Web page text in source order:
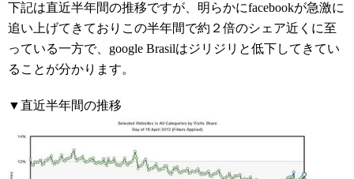
下記は直近半年間の推移ですが、明らかにfacebookが急激に
追い上げてきておりこの半年間で約２倍のシェア近くに至
っている一方で、google Brasilはジリジリと低下してきてい
ることが分かります。
▼直近半年間の推移